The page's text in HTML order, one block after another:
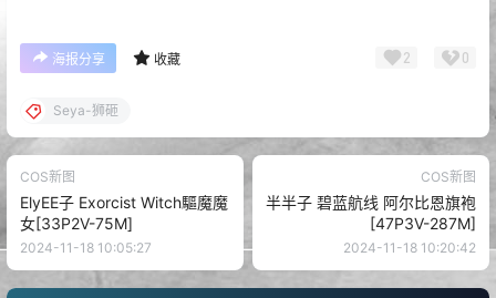
海报分享 收藏 2 0
Seya-狮砸
COS新图
ElyEE子 Exorcist Witch驅魔魔
女[33P2V-75M]
2024-11-18 10:05:27
COS新图
半半子 碧蓝航线 阿尔比恩旗袍
[47P3V-287M]
2024-11-18 10:20:42